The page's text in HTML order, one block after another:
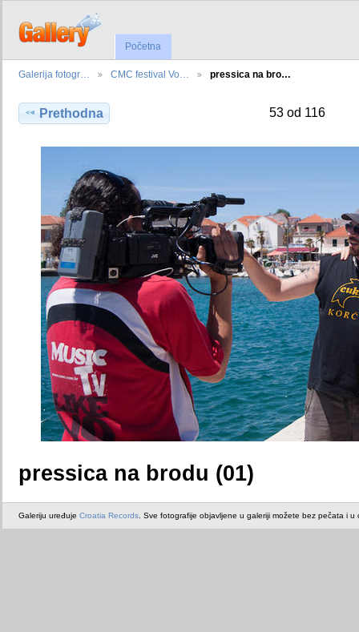
Početna
Galerija fotogr… CMC festival Vo… pressica na bro…
Prethodna 53 od 116
pressica na brodu (01)
Galeriju uređuje Croatia Records . Sve fotografije objavljene u galeriji možete bez pečata i